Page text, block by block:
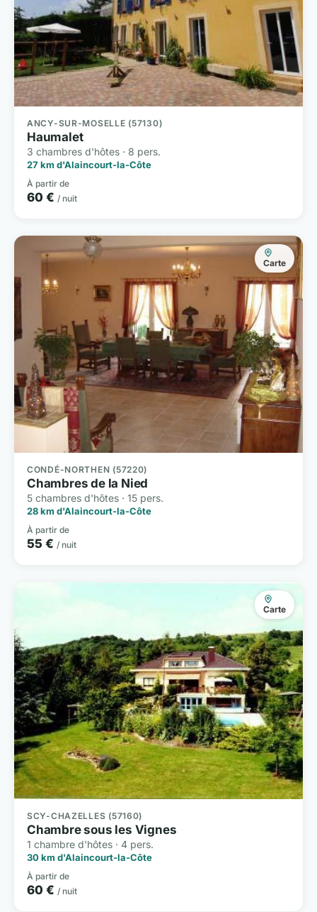
ANCY-SUR-MOSELLE (57130)
Haumalet
3 chambres d'hôtes · 8 pers.
27 km d'Alaincourt-la-Côte
À partir de
60 € / nuit
Carte
CONDÉ-NORTHEN (57220)
Chambres de la Nied
5 chambres d'hôtes · 15 pers.
28 km d'Alaincourt-la-Côte
À partir de
55 € / nuit
Carte
SCY-CHAZELLES (57160)
Chambre sous les Vignes
1 chambre d'hôtes · 4 pers.
30 km d'Alaincourt-la-Côte
À partir de
60 € / nuit